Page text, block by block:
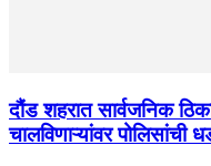
दौंड शहरात सार्वजनिक
चालविणाऱ्यांवर पोलिसांची